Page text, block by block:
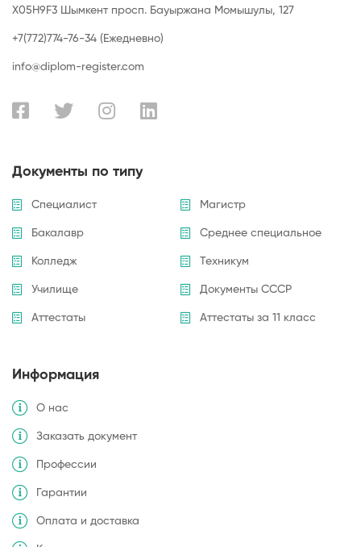
X05H9F3 Шымкент просп. Бауыржана Момышулы, 127
+7(772)774-76-34 (Ежедневно)
info@diplom-register.com
Документы по типу
Специалист Магистр
Бакалавр Среднее специальное
Колледж Техникум
Училище Документы СССР
Аттестаты Аттестаты за 11 класс
Информация
О нас
Заказать документ
Профессии
Гарантии
Оплата и доставка